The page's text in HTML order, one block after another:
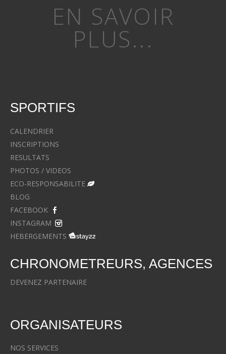
EN SAVOIR
PLUS...
SPORTIFS
CALENDRIER
INSCRIPTIONS
RESULTATS
PHOTOS / VIDEOS
ECO-RESPONSABILITE
BLOG
FACEBOOK
INSTAGRAM
HEBERGEMENTS
CHRONOMETREURS, AGENCES
DEVENEZ PARTENAIRE
ORGANISATEURS
NOS SERVICES